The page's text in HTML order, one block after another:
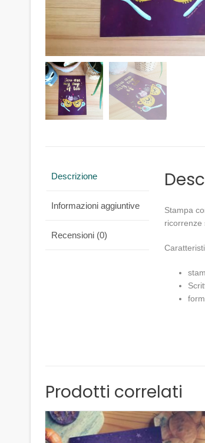
Descrizione
Informazioni aggiuntive
Recensioni (0)
Stampa
ricorrenze
Prodotti correlati